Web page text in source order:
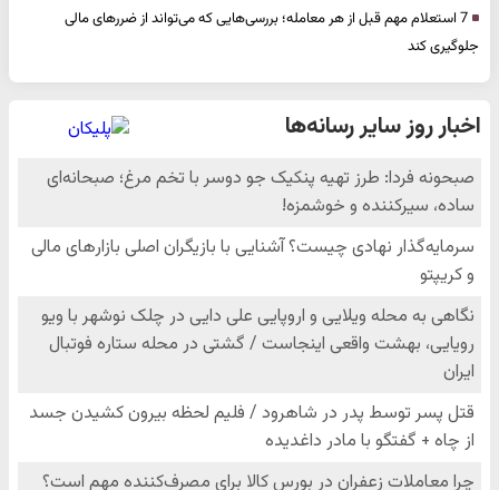
7 استعلام مهم قبل از هر معامله؛ بررسی‌هایی که می‌تواند از ضررهای مالی
جلوگیری کند